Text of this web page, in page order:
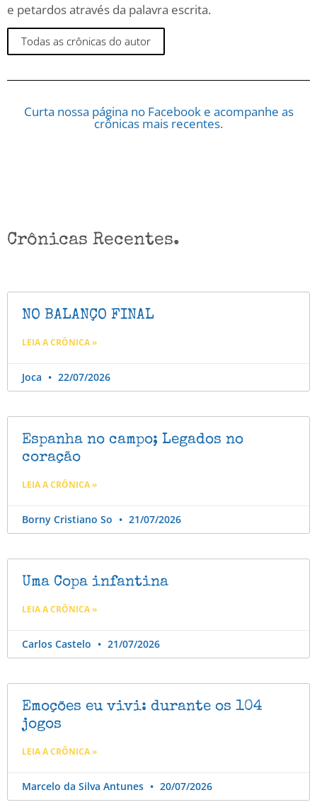
e petardos através da palavra escrita.
Todas as crônicas do autor
Curta nossa página no Facebook e acompanhe as
crônicas mais recentes.
Crônicas Recentes.
NO BALANÇO FINAL
LEIA A CRÔNICA »
Joca 22/07/2026
Espanha no campo; Legados no
coração
LEIA A CRÔNICA »
Borny Cristiano So 21/07/2026
Uma Copa infantina
LEIA A CRÔNICA »
Carlos Castelo 21/07/2026
Emoções eu vivi: durante os 104
jogos
LEIA A CRÔNICA »
Marcelo da Silva Antunes 20/07/2026